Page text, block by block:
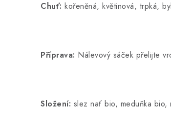
Chuť: kořeněná, květinová, trpká,
Příprava: Nálevový sáček přelijte
Složení: slez nať bio, meduňka